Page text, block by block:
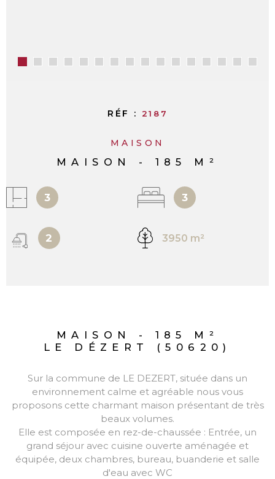
RÉF : 2187
MAISON
MAISON - 185 M²
3 3
2 3950 m²
MAISON - 185 M²
LE DÉZERT (50620)
Sur la commune de LE DEZERT, située dans un
environnement calme et agréable nous vous
proposons cette charmant maison présentant de très
beaux volumes.
Elle est composée en rez-de-chaussée : Entrée, un
grand séjour avec cuisine ouverte aménagée et
équipée, deux chambres, bureau, buanderie et salle
d'eau avec WC